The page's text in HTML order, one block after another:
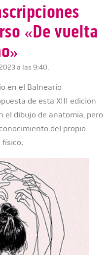
«De vuelta
a las 9:40.
en el Balneario
de esta XIII edición
el dibujo de anatomía, pero
del propio
físico.